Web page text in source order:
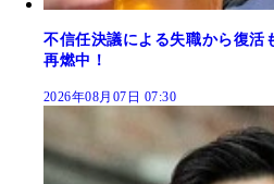
不信任決議による失職から復活
再燃中！
2026年08月07日 07:30